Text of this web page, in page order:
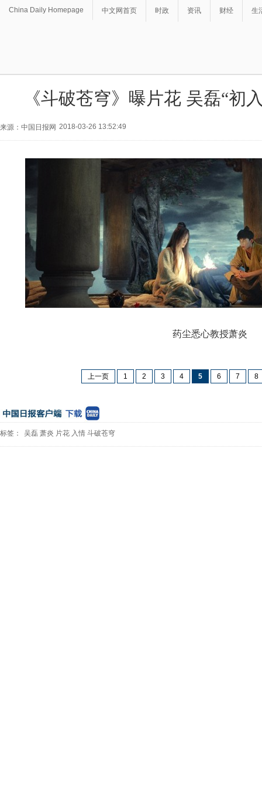
China Daily Homepage 中文网首页 时政 资讯 财经 生
《斗破苍穹》曝片花 吴磊“初
来源：中国日报网 2018-03-26 13:52:49
药尘悉心教授萧炎
上一页 1 2 3 4 5 6 7 8
标签： 吴磊 萧炎 片花 入情 斗破苍穹